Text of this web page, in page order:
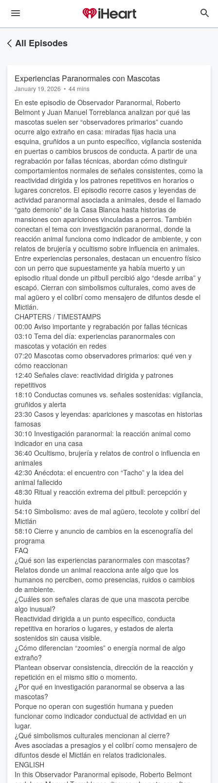
All Episodes
Experiencias Paranormales con Mascotas
January 19, 2026 • 44 mins
En este episodio de Observador Paranormal, Roberto
Belmont y Juan Manuel Torreblanca analizan por qué las
mascotas suelen ser “observadores primarios” cuando
ocurre algo extraño en casa: miradas fijas hacia una
esquina, gruñidos a un punto específico, vigilancia sostenida
en puertas o cambios bruscos de conducta. A partir de una
regrabación por fallas técnicas, abordan cómo distinguir
comportamientos normales de señales consistentes, como la
reactividad dirigida y los patrones repetitivos en horarios o
lugares concretos. El episodio recorre casos y leyendas de
actividad paranormal asociada a animales, desde el llamado
“gato demonio” de la Casa Blanca hasta historias de
mansiones con apariciones vinculadas a perros. También
conectan el tema con investigación paranormal, donde la
reacción animal funciona como indicador de ambiente, y con
relatos de brujería y ocultismo sobre influencia en animales.
Entre experiencias personales, destacan un encuentro físico
con un perro que supuestamente ya había muerto y un
episodio ritual donde un pitbull percibió algo “desde arriba” y
escapó. Cierran con simbolismos culturales, como aves de
mal agüero y el colibrí como mensajero de difuntos desde el
Mictlán.
CHAPTERS / TIMESTAMPS
00:00 Aviso importante y regrabación por fallas técnicas
03:10 Tema del día: experiencias paranormales con
mascotas y votación en redes
07:20 Mascotas como observadores primarios: qué ven y
cómo reaccionan
12:40 Señales clave: reactividad dirigida y patrones
repetitivos
18:10 Conductas comunes vs. señales sostenidas: vigilancia,
gruñidos y alerta
23:30 Casos y leyendas: apariciones y mascotas en historias
famosas
30:10 Investigación paranormal: la reacción animal como
indicador en una casa
36:40 Ocultismo, brujería y relatos de control o influencia en
animales
42:30 Anécdota: el encuentro con “Tacho” y la idea del
animal fallecido
48:30 Ritual y reacción extrema del pitbull: percepción y
huida
54:10 Simbolismo: aves de mal agüero, tecolote y colibrí del
Mictlán
58:10 Cierre y anuncio de cambios en la escenografía del
programa
FAQ
¿Qué son las experiencias paranormales con mascotas?
Relatos donde un animal reacciona ante algo que los
humanos no perciben, como presencias, ruidos o cambios
de ambiente.
¿Cuáles son señales claras de que una mascota percibe
algo inusual?
Reactividad dirigida a un punto específico, conducta
repetitiva en horarios o lugares, y estados de alerta
sostenidos sin causa visible.
¿Cómo diferencian “zoomies” o energía normal de algo
extraño?
Plantean observar consistencia, dirección de la reacción y
repetición en el mismo sitio o momento.
¿Por qué en investigación paranormal se observa a las
mascotas?
Porque no operan con sugestión humana y pueden
funcionar como indicador conductual de actividad en un
lugar.
¿Qué simbolismos culturales mencionan al cierre?
Aves asociadas a presagios y el colibrí como mensajero de
difuntos desde el Mictlán en relatos tradicionales.
ENGLISH
In this Observador Paranormal episode, Roberto Belmont